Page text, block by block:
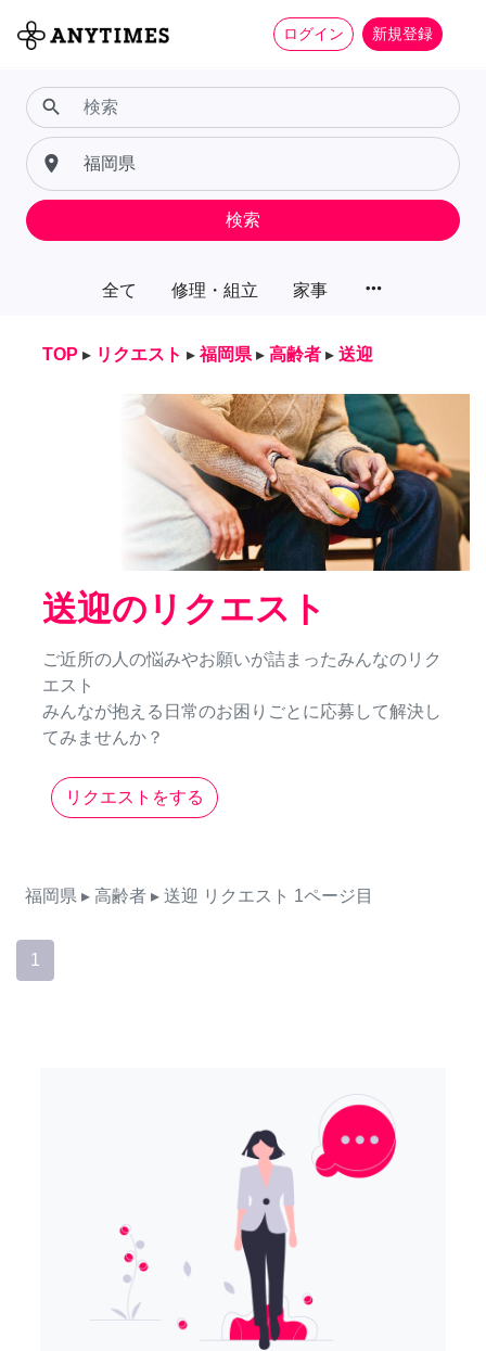
ログイン 新規登録
全て 修理・組立 家事 more_horiz
search
place
検索
TOP ▸ リクエスト ▸ 福岡県 ▸ 高齢者 ▸ 送迎
送迎のリクエスト
ご近所の人の悩みやお願いが詰まったみんなのリク
エスト
みんなが抱える日常のお困りごとに応募して解決し
てみませんか？
リクエストをする
福岡県 ▸ 高齢者 ▸ 送迎 リクエスト 1ページ目
1